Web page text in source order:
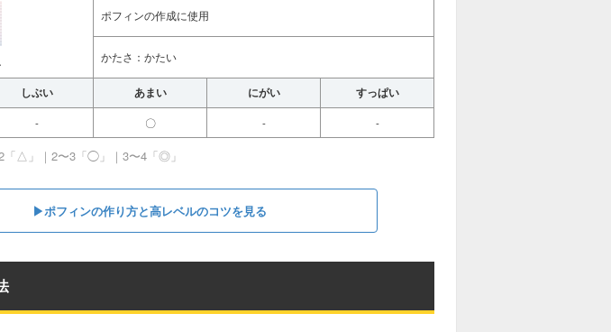
ポフィンの作成に使用
かたさ：かたい
しぶい あまい にがい すっぱい
- 〇 - -
「△」｜2〜3「◯」｜3〜4「◎」
▶︎ポフィンの作り方と高レベルのコツを見る